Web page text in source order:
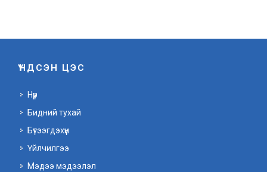
ҮНДСЭН ЦЭС
Нүүр
Бидний тухай
Бүтээгдэхүүн
Үйлчилгээ
Мэдээ мэдээлэл